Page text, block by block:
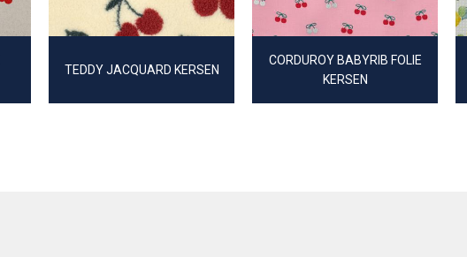
TEDDY JACQUARD KERSEN
CORDUROY BABYRIB FOLIE
KERSEN